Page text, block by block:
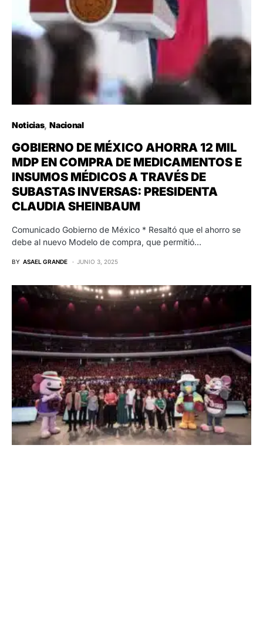
Noticias Nacional
GOBIERNO DE MÉXICO AHORRA 12 MIL
MDP EN COMPRA DE MEDICAMENTOS E
INSUMOS MÉDICOS A TRAVÉS DE
SUBASTAS INVERSAS: PRESIDENTA
CLAUDIA SHEINBAUM
Comunicado Gobierno de México * Resaltó que el ahorro se
debe al nuevo Modelo de compra, que permitió…
BY ASAEL GRANDE JUNIO 3, 2025